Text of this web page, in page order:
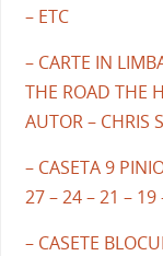
– ETC
– CARTE IN
THE ROAD THE
AUTOR – CHRIS
– CASETA 9
27 – 24 – 21 –
– CASETE